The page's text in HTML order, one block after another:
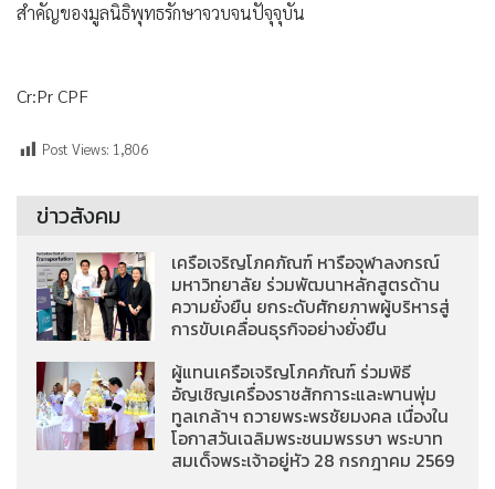
สำคัญของมูลนิธิพุทธรักษาจวบจนปัจุจุบัน
Cr:Pr CPF
Post Views: 1,806
ข่าวสังคม
เครือเจริญโภคภัณฑ์ หารือจุฬาลงกรณ์
มหาวิทยาลัย ร่วมพัฒนาหลักสูตรด้าน
ความยั่งยืน ยกระดับศักยภาพผู้บริหารสู่
การขับเคลื่อนธุรกิจอย่างยั่งยืน
ผู้แทนเครือเจริญโภคภัณฑ์ ร่วมพิธี
อัญเชิญเครื่องราชสักการะและพานพุ่ม
ทูลเกล้าฯ ถวายพระพรชัยมงคล เนื่องใน
โอกาสวันเฉลิมพระชนมพรรษา พระบาท
สมเด็จพระเจ้าอยู่หัว 28 กรกฎาคม 2569